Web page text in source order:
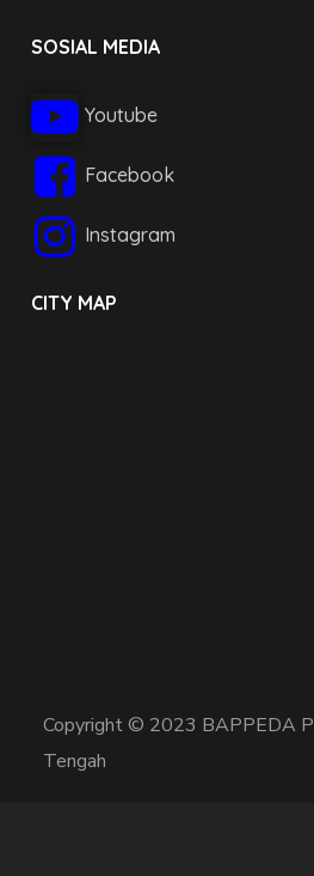
SOSIAL MEDIA
Youtube
Facebook
Instagram
CITY MAP
Copyright © 2023 BAPPEDA
Tengah